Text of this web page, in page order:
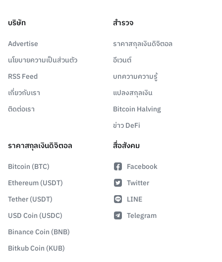
บริษัท
Advertise
นโยบายความเป็นส่วนตัว
RSS Feed
เกี่ยวกับเรา
ติดต่อเรา
สำรวจ
ราคาสกุลเงินดิจิตอล
อีเวนต์
บทความความรู้
แปลงสกุลเงิน
Bitcoin Halving
ข่าว DeFi
ราคาสกุลเงินดิจิตอล
Bitcoin (BTC)
Ethereum (USDT)
Tether (USDT)
USD Coin (USDC)
Binance Coin (BNB)
Bitkub Coin (KUB)
สื่อสังคม
Facebook
Twitter
LINE
Telegram